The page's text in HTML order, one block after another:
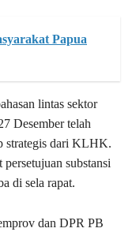
Papua
lintas sektor
Desember telah
strategis dari KLHK.
substansi
di sela rapat.
dan DPR PB